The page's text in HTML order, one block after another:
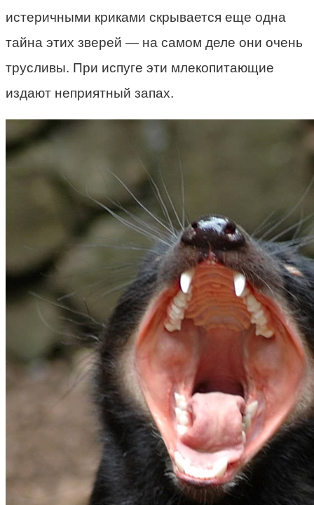
истеричными криками скрывается еще одна
тайна этих зверей — на самом деле они очень
трусливы. При испуге эти млекопитающие
издают неприятный запах.